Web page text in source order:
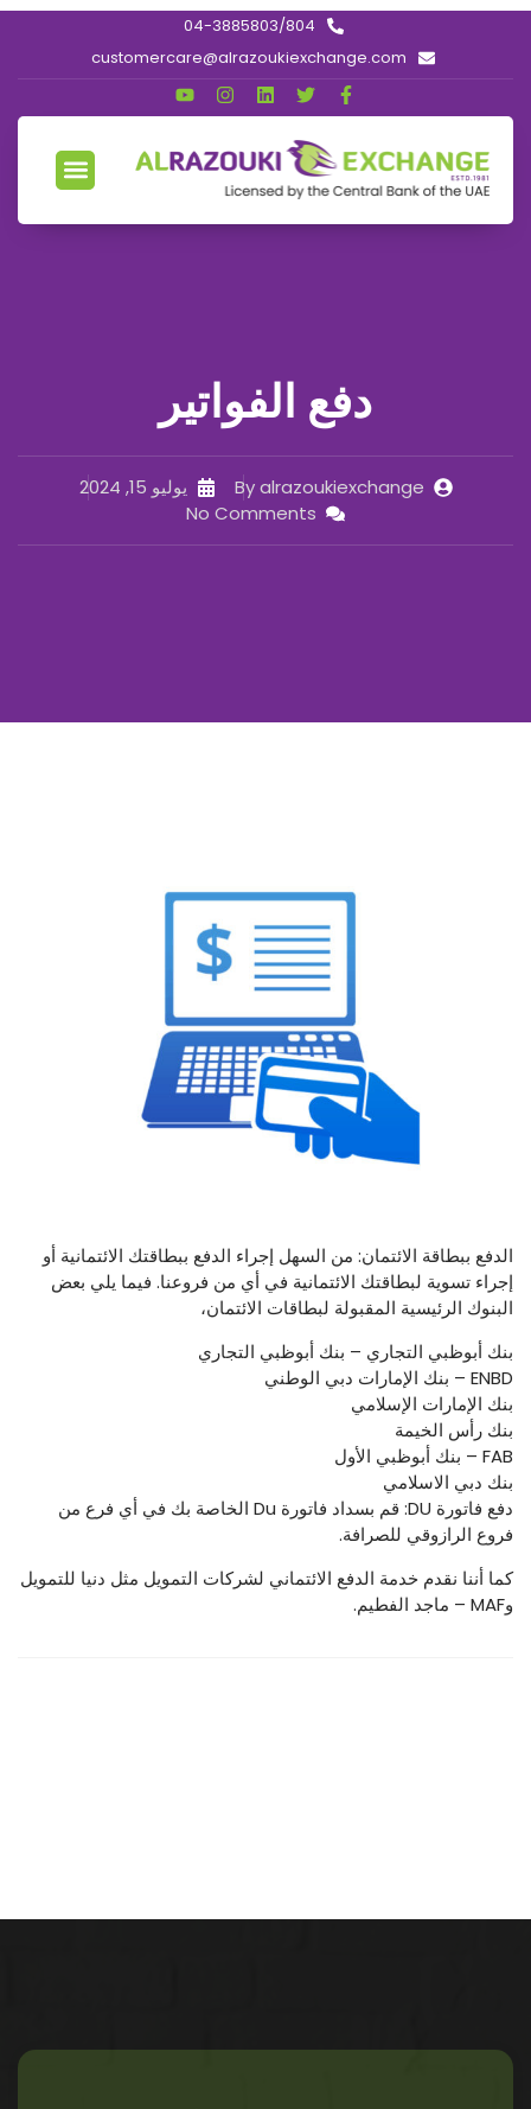
04-3885803/804
customercare@alrazoukiexchange.com
دفع الفواتير
Byalrazoukiexchange
يوليو 15, 2024
No Comments
الدفع ببطاقة الائتمان: من السهل إجراء الدفع ببطاقتك الائتمانية أو
إجراء تسوية لبطاقتك الائتمانية في أي من فروعنا. فيما يلي بعض
البنوك الرئيسية المقبولة لبطاقات الائتمان،
بنك أبوظبي التجاري – بنك أبوظبي التجاري
ENBD – بنك الإمارات دبي الوطني
بنك الإمارات الإسلامي
بنك رأس الخيمة
FAB – بنك أبوظبي الأول
بنك دبي الاسلامي
دفع فاتورة DU: قم بسداد فاتورة Du الخاصة بك في أي فرع من
فروع الرازوقي للصرافة.
كما أننا نقدم خدمة الدفع الائتماني لشركات التمويل مثل دنيا للتمويل
وMAF – ماجد الفطيم.